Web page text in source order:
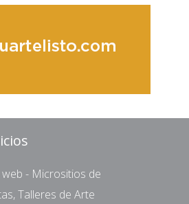
- Micrositios de
Talleres de Arte